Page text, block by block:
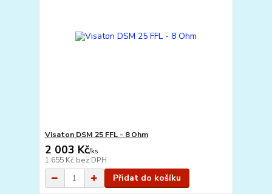
Visaton DSM 25 FFL - 8 Ohm
2 003 Kč/ks
1 655 Kč bez DPH
Přidat do košíku